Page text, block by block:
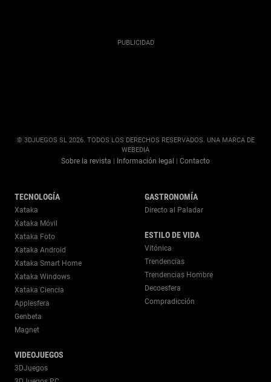
© 3DJUEGOS SL 2026. TODOS LOS DERECHOS RESERVADOS. UNA MARCA DE
WEBEDIA
Sobre la revista Información legal Contacto
TECNOLOGÍA
Xataka
Xataka Móvil
Xataka Foto
Xataka Android
Xataka Smart Home
Xataka Windows
Xataka Ciencia
Applesfera
Genbeta
Magnet
VIDEOJUEGOS
3DJuegos
GASTRONOMÍA
Directo al Paladar
ESTILO DE VIDA
Vitónica
Trendencias
Trendencias Hombre
Decoesfera
Compradicción